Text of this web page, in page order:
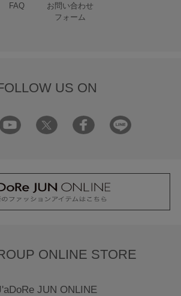
FAQ
お問い合わせ
フォーム
US ON
ONLINE STORE
JUN ONLINE